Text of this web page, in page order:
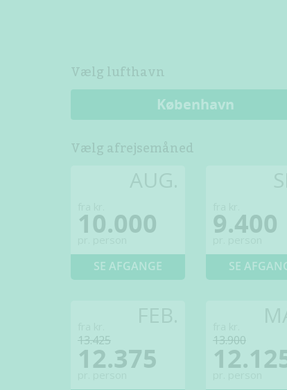
Vælg lufthavn
København
Vælg afrejsemåned
10.000
SE AFGANGE
9.400
SE
13.425
12.375
13.900